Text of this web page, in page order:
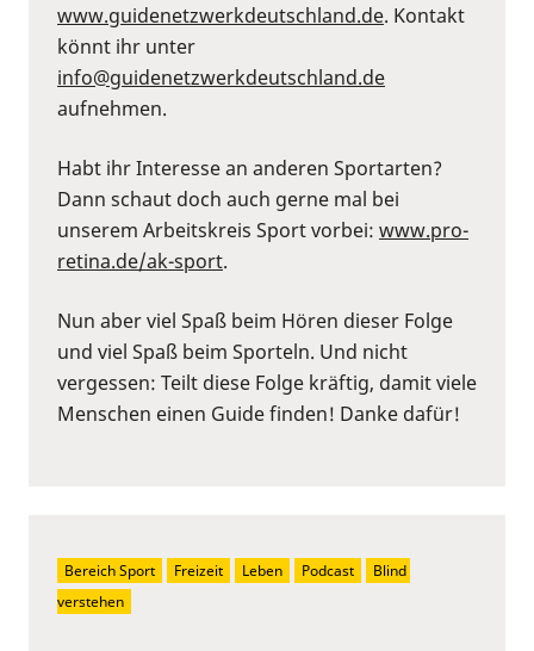
⁠www.guidenetzwerkdeutschland.de⁠. Kontakt
könnt ihr unter
⁠info@guidenetzwerkdeutschland.de⁠
aufnehmen.
Habt ihr Interesse an anderen Sportarten?
Dann schaut doch auch gerne mal bei
unserem Arbeitskreis Sport vorbei: ⁠www.pro-
retina.de/ak-sport⁠.
Nun aber viel Spaß beim Hören dieser Folge
und viel Spaß beim Sporteln. Und nicht
vergessen: Teilt diese Folge kräftig, damit viele
Menschen einen Guide finden! Danke dafür!
Bereich Sport Freizeit Leben Podcast
Blind
verstehen